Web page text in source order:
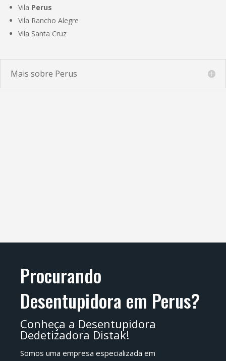
Vila Perus
Vila Rancho Alegre
Vila Santa Cruz
Mais sobre Perus
Procurando
Desentupidora em Perus?
Conheça a Desentupidora
Dedetizadora Distak!
Somos uma empresa especializada em